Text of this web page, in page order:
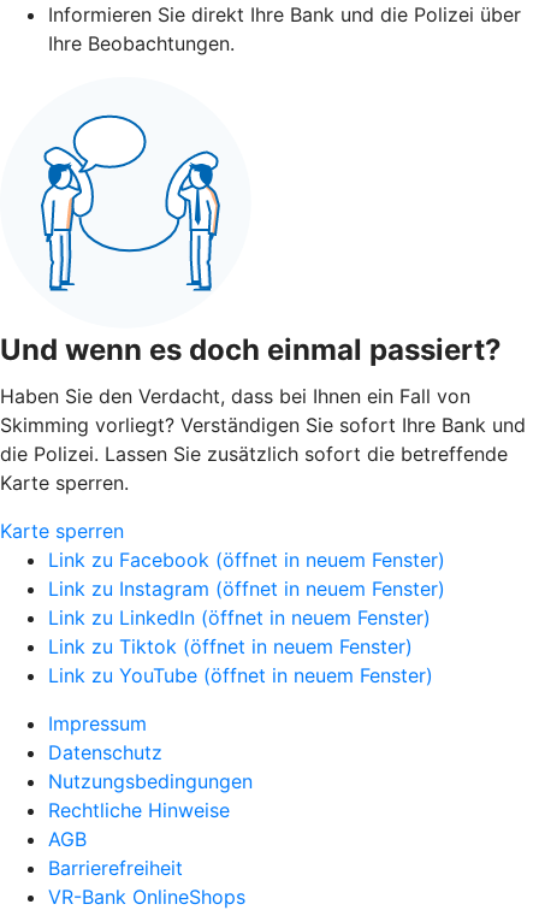
Informieren Sie direkt Ihre Bank und die Polizei über
Ihre Beobachtungen.
Und wenn es doch einmal passiert?
Haben Sie den Verdacht, dass bei Ihnen ein Fall von
Skimming vorliegt? Verständigen Sie sofort Ihre Bank und
die Polizei. Lassen Sie zusätzlich sofort die betreffende
Karte sperren.
Karte sperren
Link zu Facebook (öffnet in neuem Fenster)
Link zu Instagram (öffnet in neuem Fenster)
Link zu LinkedIn (öffnet in neuem Fenster)
Link zu Tiktok (öffnet in neuem Fenster)
Link zu YouTube (öffnet in neuem Fenster)
Impressum
Datenschutz
Nutzungsbedingungen
Rechtliche Hinweise
AGB
Barrierefreiheit
VR-Bank OnlineShops